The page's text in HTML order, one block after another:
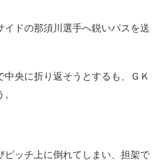
イドの那須川選手へ鋭いパスを送
中央に折り返そうとするも、ＧＫ
ピッチ上に倒れてしまい、担架で